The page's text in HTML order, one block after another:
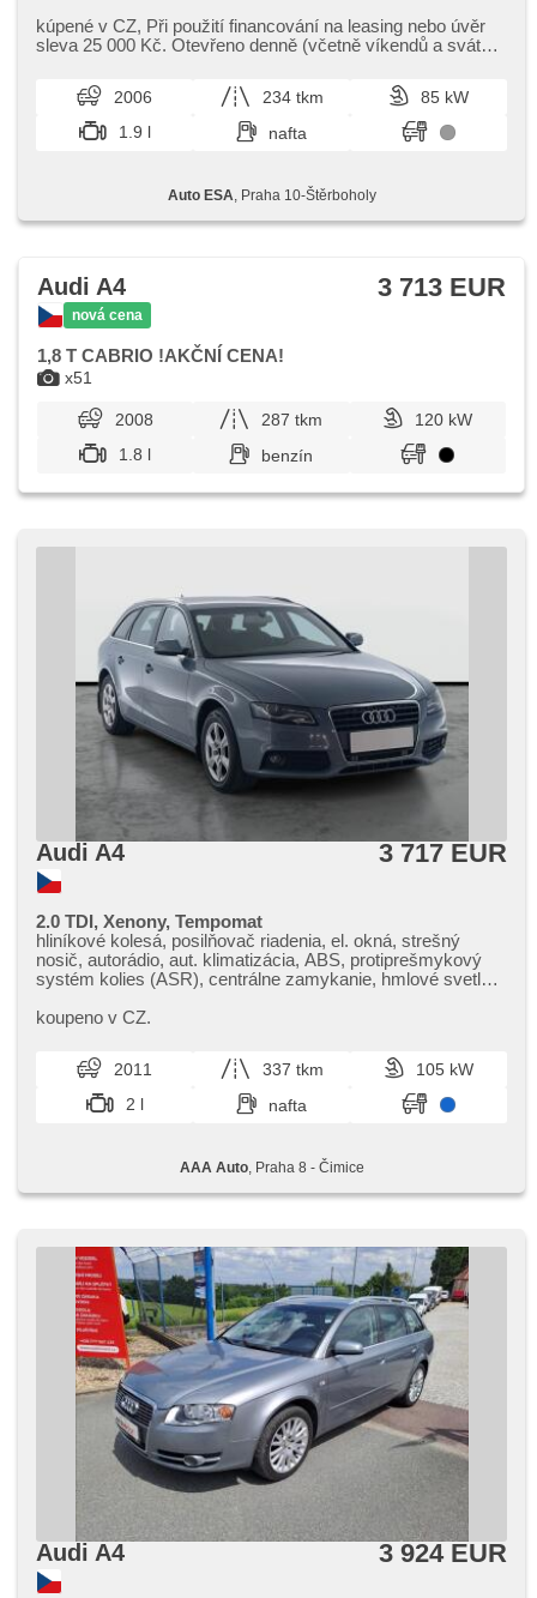
svetlá, ABS, protiprešmykový systém kolies (ASR),
imobilizér, 4x airbag
kúpené v CZ,​ Při použití financování na leasing nebo úvěr
sleva 25 000 Kč. Otevřeno denně (včetně víkendů a svátků)
2006 234 tkm
85 kW
1.9 l
nafta
Auto ESA , Praha 10-Štěrboholy
x51
Audi A4
nová cena
3 713 EUR
1,8 T CABRIO !AKČNÍ CENA!
2008 287 tkm
120 kW
1.8 l
benzín
Audi A4 3 717 EUR
2.0 TDI, Xenony, Tempomat
hliníkové kolesá, posilňovač riadenia, el. okná, strešný
nosič, autorádio, aut. klimatizácia, ABS, protiprešmykový
systém kolies (ASR), centrálne zamykanie, hmlové svetlá,
prevodovka
koupeno v CZ.
2011 337 tkm
105 kW
2 l
nafta
AAA Auto, Praha 8 - Čimice
Audi A4 3 924 EUR